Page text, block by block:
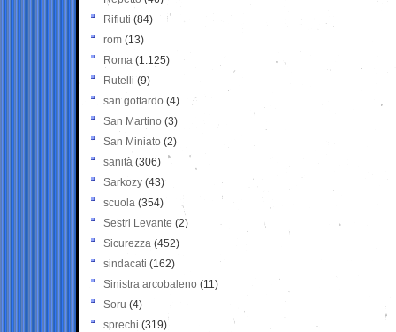
Rifiuti (84)
rom (13)
Roma (1.125)
Rutelli (9)
san gottardo (4)
San Martino (3)
San Miniato (2)
sanità (306)
Sarkozy (43)
scuola (354)
Sestri Levante (2)
Sicurezza (452)
sindacati (162)
Sinistra arcobaleno (11)
Soru (4)
sprechi (319)